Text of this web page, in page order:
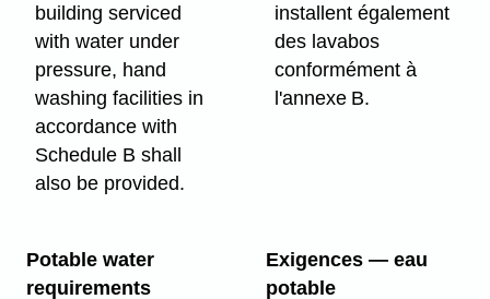
building serviced
with water under
pressure, hand
washing facilities in
accordance with
Schedule B shall
also be provided.
installent également
des lavabos
conformément à
l'annexe B.
Potable water
requirements
Exigences — eau
potable